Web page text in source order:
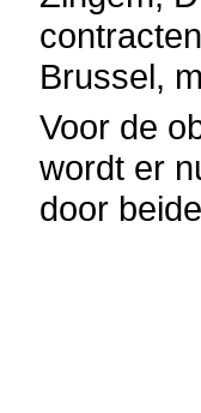
Brussel,
Voor de
wordt er
door